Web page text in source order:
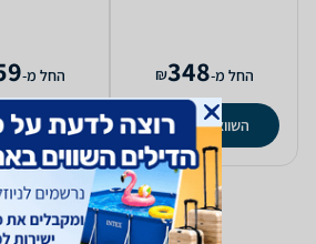
החל מ-348
₪
השוואת מחירים
החל מ-
השוואת